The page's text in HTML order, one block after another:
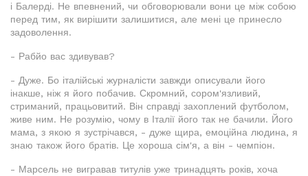
і Балерді. Не впевнений, чи обговорювали вони це між собою
перед тим, як вирішити залишитися, але мені це принесло
задоволення.
- Рабйо вас здивував?
- Дуже. Бо італійські журналісти завжди описували його
інакше, ніж я його побачив. Скромний, сором'язливий,
стриманий, працьовитий. Він справді захоплений футболом,
живе ним. Не розумію, чому в Італії його так не бачили. Його
мама, з якою я зустрічався, - дуже щира, емоційна людина, я
знаю також його братів. Це хороша сім'я, а він - чемпіон.
- Марсель не вигравав титулів уже тринадцять років, хоча